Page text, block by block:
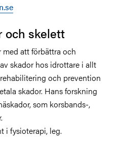
och skelett
med att förbättra och
skador hos idrottare i allt
och prevention
skador. Hans forskning
som korsbands-,
i fysioterapi, leg.